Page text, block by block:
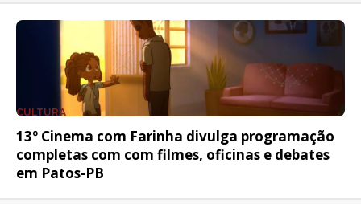
CULTURA
13º Cinema com Farinha divulga programação
completas com com filmes, oficinas e debates
em Patos-PB